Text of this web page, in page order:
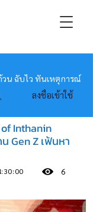
วน ฉับไว ทันเหตุการณ์
ลงชื่อเข้าใช้
of Inthanin
Gen Z เฟ้นหา
6